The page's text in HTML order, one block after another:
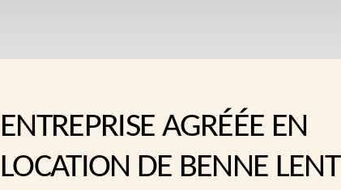
ENTREPRISE AGRÉÉE EN
LOCATION DE BENNE LENT